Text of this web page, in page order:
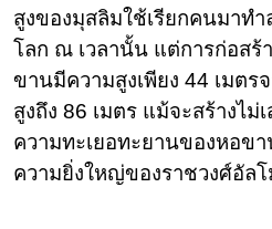
สูงของมุสลิมใช้เรียกคนมาท
โลก ณ เวลานั้น แต่การก่อสร้
ขานมีความสูงเพียง 44 เมตร
สูงถึง 86 เมตร แม้จะสร้างไม่
ความทะเยอทะยานของหอ
ความยิ่งใหญ่ของราชวงศ์อัลโ